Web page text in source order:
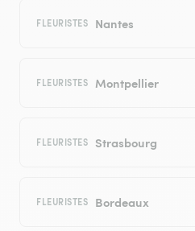
FLEURISTES Nantes
FLEURISTES Montpellier
FLEURISTES Strasbourg
FLEURISTES Bordeaux